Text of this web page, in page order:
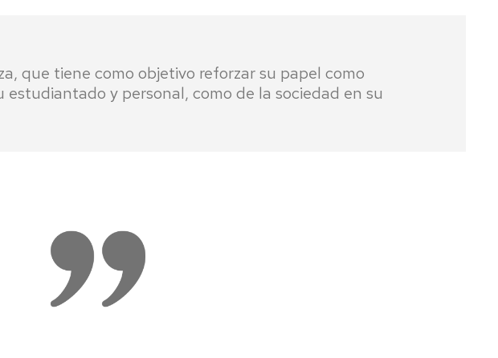
que tiene como objetivo reforzar su papel como
estudiantado y personal, como de la sociedad en su